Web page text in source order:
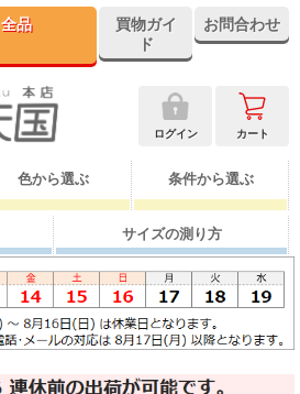
全品
買物ガイ
ド
お問合わせ
ログイン カート
色から選ぶ 条件から選ぶ
サイズの測り方